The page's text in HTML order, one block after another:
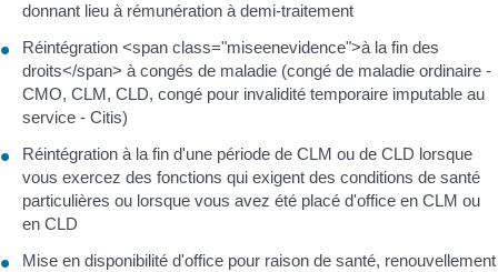
donnant lieu à rémunération à demi-traitement
Réintégration <span class="miseenevidence">à la fin des
droits</span> à congés de maladie (congé de maladie ordinaire -
CMO, CLM, CLD, congé pour invalidité temporaire imputable au
service - Citis)
Réintégration à la fin d'une période de CLM ou de CLD lorsque
vous exercez des fonctions qui exigent des conditions de santé
particulières ou lorsque vous avez été placé d'office en CLM ou
en CLD
Mise en disponibilité d'office pour raison de santé, renouvellement